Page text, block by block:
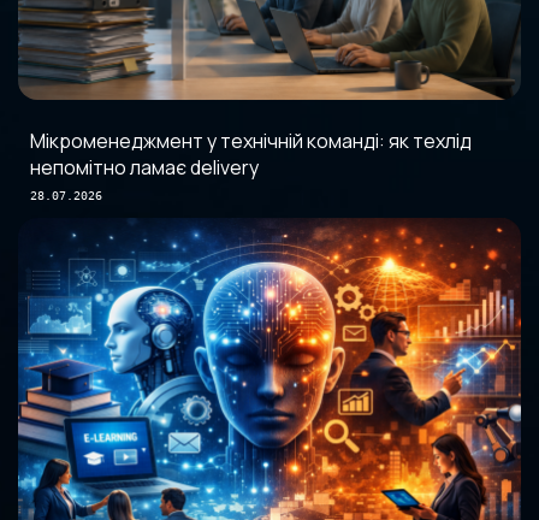
Мікроменеджмент у технічній команді: як техлід
непомітно ламає delivery
28.07.2026